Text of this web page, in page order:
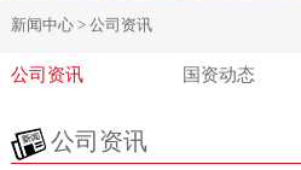
新闻中心 > 公司资讯
公司资讯 国资动态
公司资讯